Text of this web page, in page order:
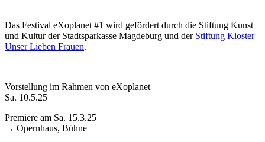
Das Festival eXoplanet #1 wird gefördert durch die Stiftung Kunst
und Kultur der Stadtsparkasse Magdeburg und der Stiftung Kloster
Unser Lieben Frauen.
Vorstellung im Rahmen von eXoplanet
Sa. 10.5.25
Premiere am Sa. 15.3.25
→ Opernhaus, Bühne